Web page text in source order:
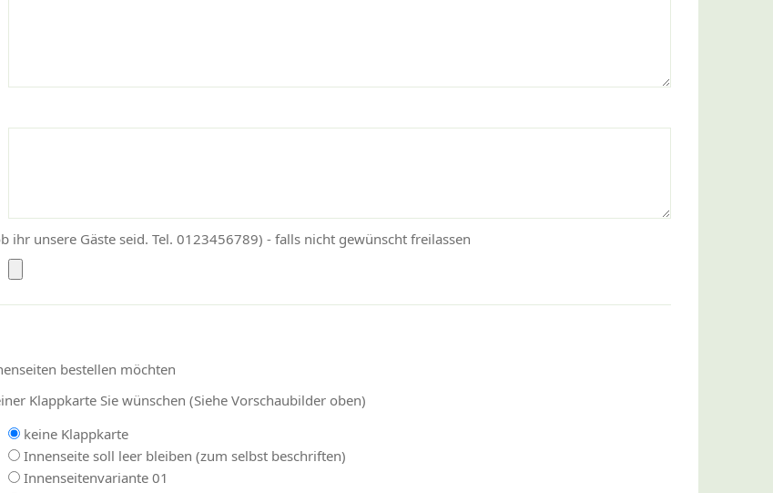
ihr unsere Gäste seid. Tel. 0123456789) - falls nicht gewünscht freilassen
bestellen möchten
Klappkarte Sie wünschen (Siehe Vorschaubilder oben)
keine Klappkarte
Innenseite soll leer bleiben (zum selbst beschriften)
Innenseitenvariante 01